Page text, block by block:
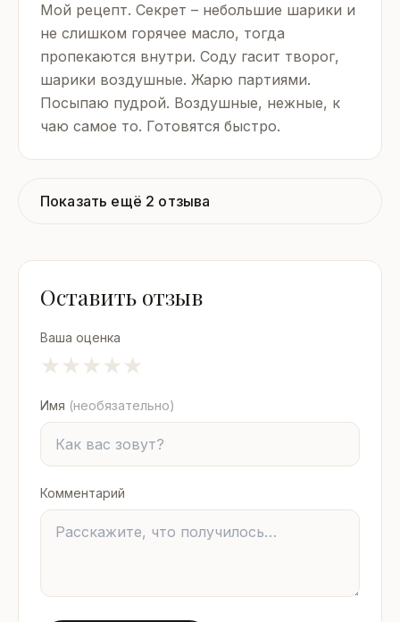
Мой рецепт. Секрет – небольшие шарики и
не слишком горячее масло, тогда
пропекаются внутри. Соду гасит творог,
шарики воздушные. Жарю партиями.
Посыпаю пудрой. Воздушные, нежные, к
чаю самое то. Готовятся быстро.
Показать ещё 2 отзыва
Оставить отзыв
Ваша оценка
★
★
★
★
★
Имя (необязательно)
Комментарий